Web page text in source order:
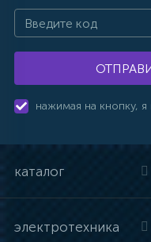
нажимая на кнопку,
каталог
электротехника